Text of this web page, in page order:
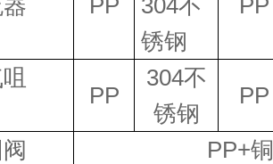
PP 304不
锈钢
PP
PP
304不
锈钢
PP
PP+铜